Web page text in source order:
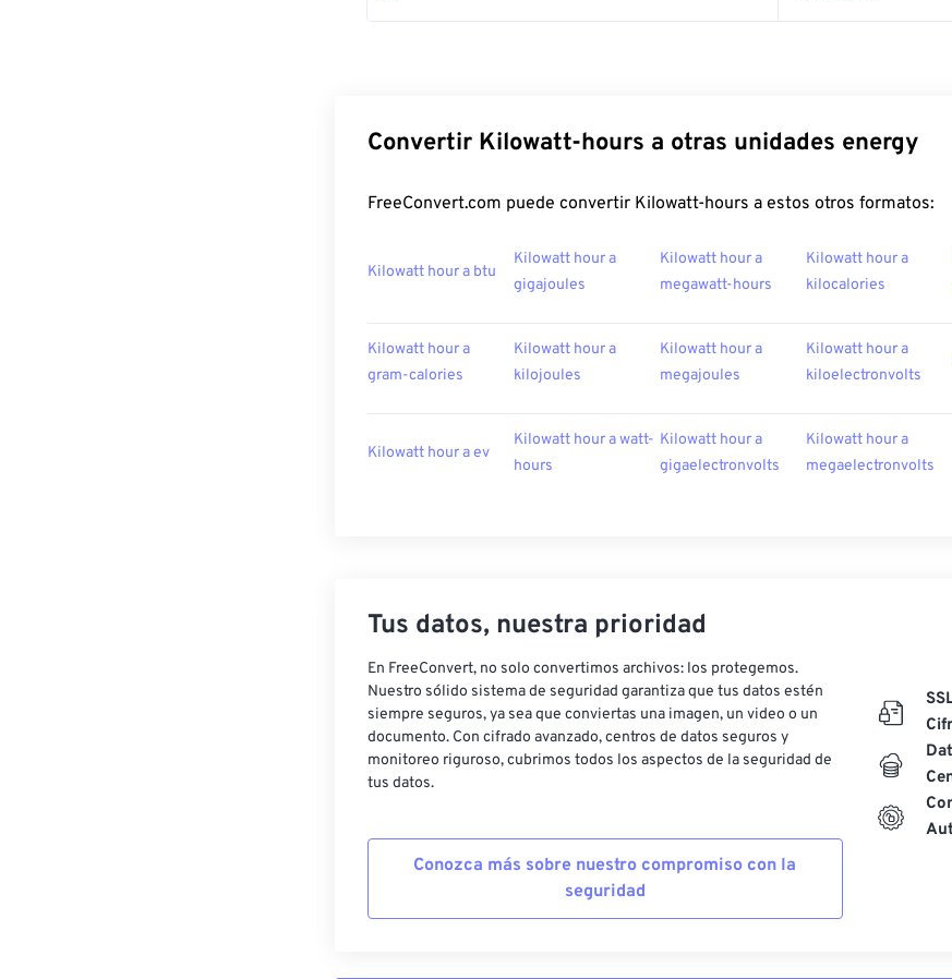
Convertir Kilowatt-hours a otras unidades energy
FreeConvert.com puede convertir Kilowatt-hours a estos otros formatos:
Kilowatt hour a btu
Kilowatt hour a
gigajoules
Kilowatt hour a
megawatt-hours
Kilowatt hour a
kilocalories
Kilowatt hour a
gram-calories
Kilowatt hour a
kilojoules
Kilowatt hour a
megajoules
Kilowatt hour a
kiloelectronvolts
Kilowatt hour a ev
Kilowatt hour a watt-
hours
Kilowatt hour a
gigaelectronvolts
Kilowatt hour a
megaelectronvolts
Tus datos, nuestra prioridad
En FreeConvert, no solo convertimos archivos: los protegemos.
Nuestro sólido sistema de seguridad garantiza que tus datos estén
siempre seguros, ya sea que conviertas una imagen, un video o un
documento. Con cifrado avanzado, centros de datos seguros y
monitoreo riguroso, cubrimos todos los aspectos de la seguridad de
tus datos.
Conozca más sobre nuestro compromiso con la
seguridad